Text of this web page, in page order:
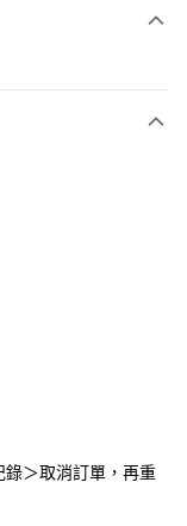
方式。 讓您購物簡單
配，請點選其他選項
＞取消訂單，再重